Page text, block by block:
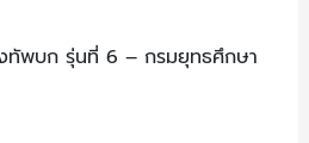
ทัพบก รุ่นที่ 6 – กรมยุทธศึกษา